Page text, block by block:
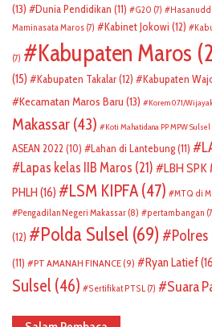
(13)
Dunia Pendidikan (11) G20 (7)
Maminasata Maros (7) Kabinet Jokowi (12)
(7) Kabupaten Maros
(15)
Kabupaten Takalar(12) Kabupaten
Kecamatan Maros Baru (13) Korem 071/
Makassar (43) Koti Mahatidana PP MPW Sulsel
ASEAN 2022 (10) Lahan di Lantebung(11)
Lapas kelas IIB Maros (21) LBH SPK
PHLH (16) LSM KIPFA (47) MTQ di
Pengadilan Negeri Makassar (8) pertambangan
(12)
Polda Sulsel (69)
(11)
PT AMANAH FINANCE(9) Ryan Latief
Sulsel (46) Sertifikat PTSL (7) Suara